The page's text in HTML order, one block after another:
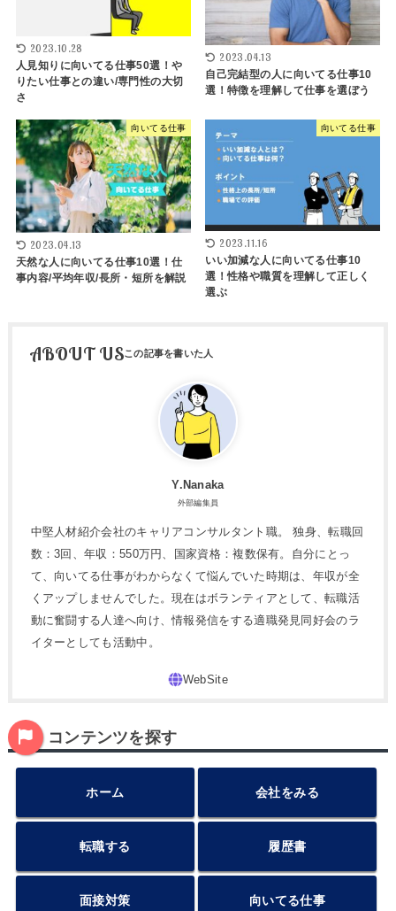
2023.10.28
人見知りに向いてる仕事50選！や
りたい仕事との違い/専門性の大切
さ
2023.04.13
自己完結型の人に向いてる仕事10
選！特徴を理解して仕事を選ぼう
向いてる仕事
2023.04.13
天然な人に向いてる仕事10選！仕
事内容/平均年収/長所・短所を解説
向いてる仕事
2023.11.16
いい加減な人に向いてる仕事10
選！性格や職質を理解して正しく
選ぶ
ABOUT US
Y.Nanaka
外部編集員
中堅人材紹介会社のキャリアコンサルタント職。 独身、転職回
数：3回、年収：550万円、国家資格：複数保有。自分にとっ
て、向いてる仕事がわからなくて悩んでいた時期は、年収が全
くアップしませんでした。現在はボランティアとして、転職活
動に奮闘する人達へ向け、情報発信をする適職発見同好会のラ
イターとしても活動中。
コンテンツを探す
ホーム 会社をみる
転職する 履歴書
面接対策 向いてる仕事